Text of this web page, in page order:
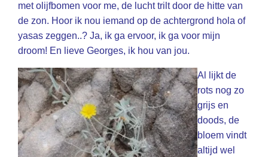
met olijfbomen voor me, de lucht trilt door de hitte van
de zon. Hoor ik nou iemand op de achtergrond hola of
yasas zeggen..? Ja, ik ga ervoor, ik ga voor mijn
droom! En lieve Georges, ik hou van jou.
Al lijkt de
rots nog zo
grijs en
doods, de
bloem vindt
altijd wel